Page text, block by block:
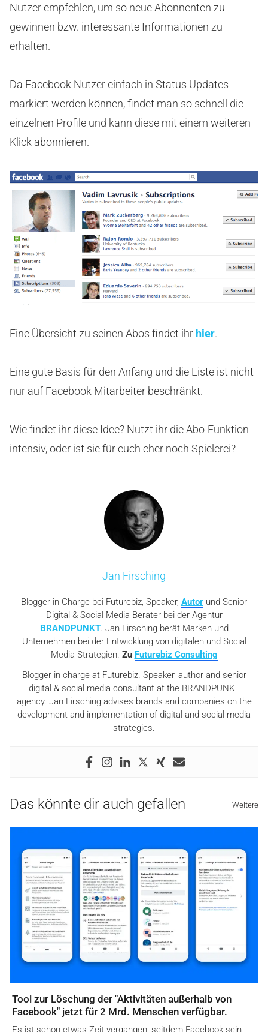
Nutzer empfehlen, um so neue Abonnenten zu
gewinnen bzw. interessante Informationen zu
erhalten.
Da Facebook Nutzer einfach in Status Updates
markiert werden können, findet man so schnell die
einzelnen Profile und kann diese mit einem weiteren
Klick abonnieren.
Eine Übersicht zu seinen Abos findet ihr hier.
Eine gute Basis für den Anfang und die Liste ist nicht
nur auf Facebook Mitarbeiter beschränkt.
Wie findet ihr diese Idee? Nutzt ihr die Abo-Funktion
intensiv, oder ist sie für euch eher noch Spielerei?
Jan Firsching
Blogger in Charge bei Futurebiz, Speaker, Autor und Senior
Digital & Social Media Berater bei der Agentur
BRANDPUNKT. Jan Firsching berät Marken und
Unternehmen bei der Entwicklung von digitalen und Social
Media Strategien. Zu Futurebiz Consulting
Blogger in charge at Futurebiz. Speaker, author and senior
digital & social media consultant at the BRANDPUNKT
agency. Jan Firsching advises brands and companies on the
development and implementation of digital and social media
strategies.
Das könnte dir auch gefallen Weitere
Tool zur Löschung der "Aktivitäten außerhalb von
Facebook" jetzt für 2 Mrd. Menschen verfügbar.
Es ist schon etwas Zeit vergangen, seitdem Facebook sein